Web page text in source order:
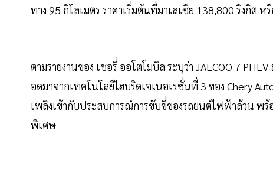
ทาง 95 กิโลเมตร ราคาเริ่มต้นที่มาเลเซีย 138,800 ริงกิต
ตามรายงานของ เชอรี่ ออโตโมบิล ระบุว่า JAECOO 7
อดมาจากเทคโนโลยีไฮบริดเจเนอเรชั่นที่ 3 ของ Chery
เพลิงเข้ากับประสบการณ์การขับขี่ของรถยนต์ไฟฟ้าล้วน พ
พิเศษ